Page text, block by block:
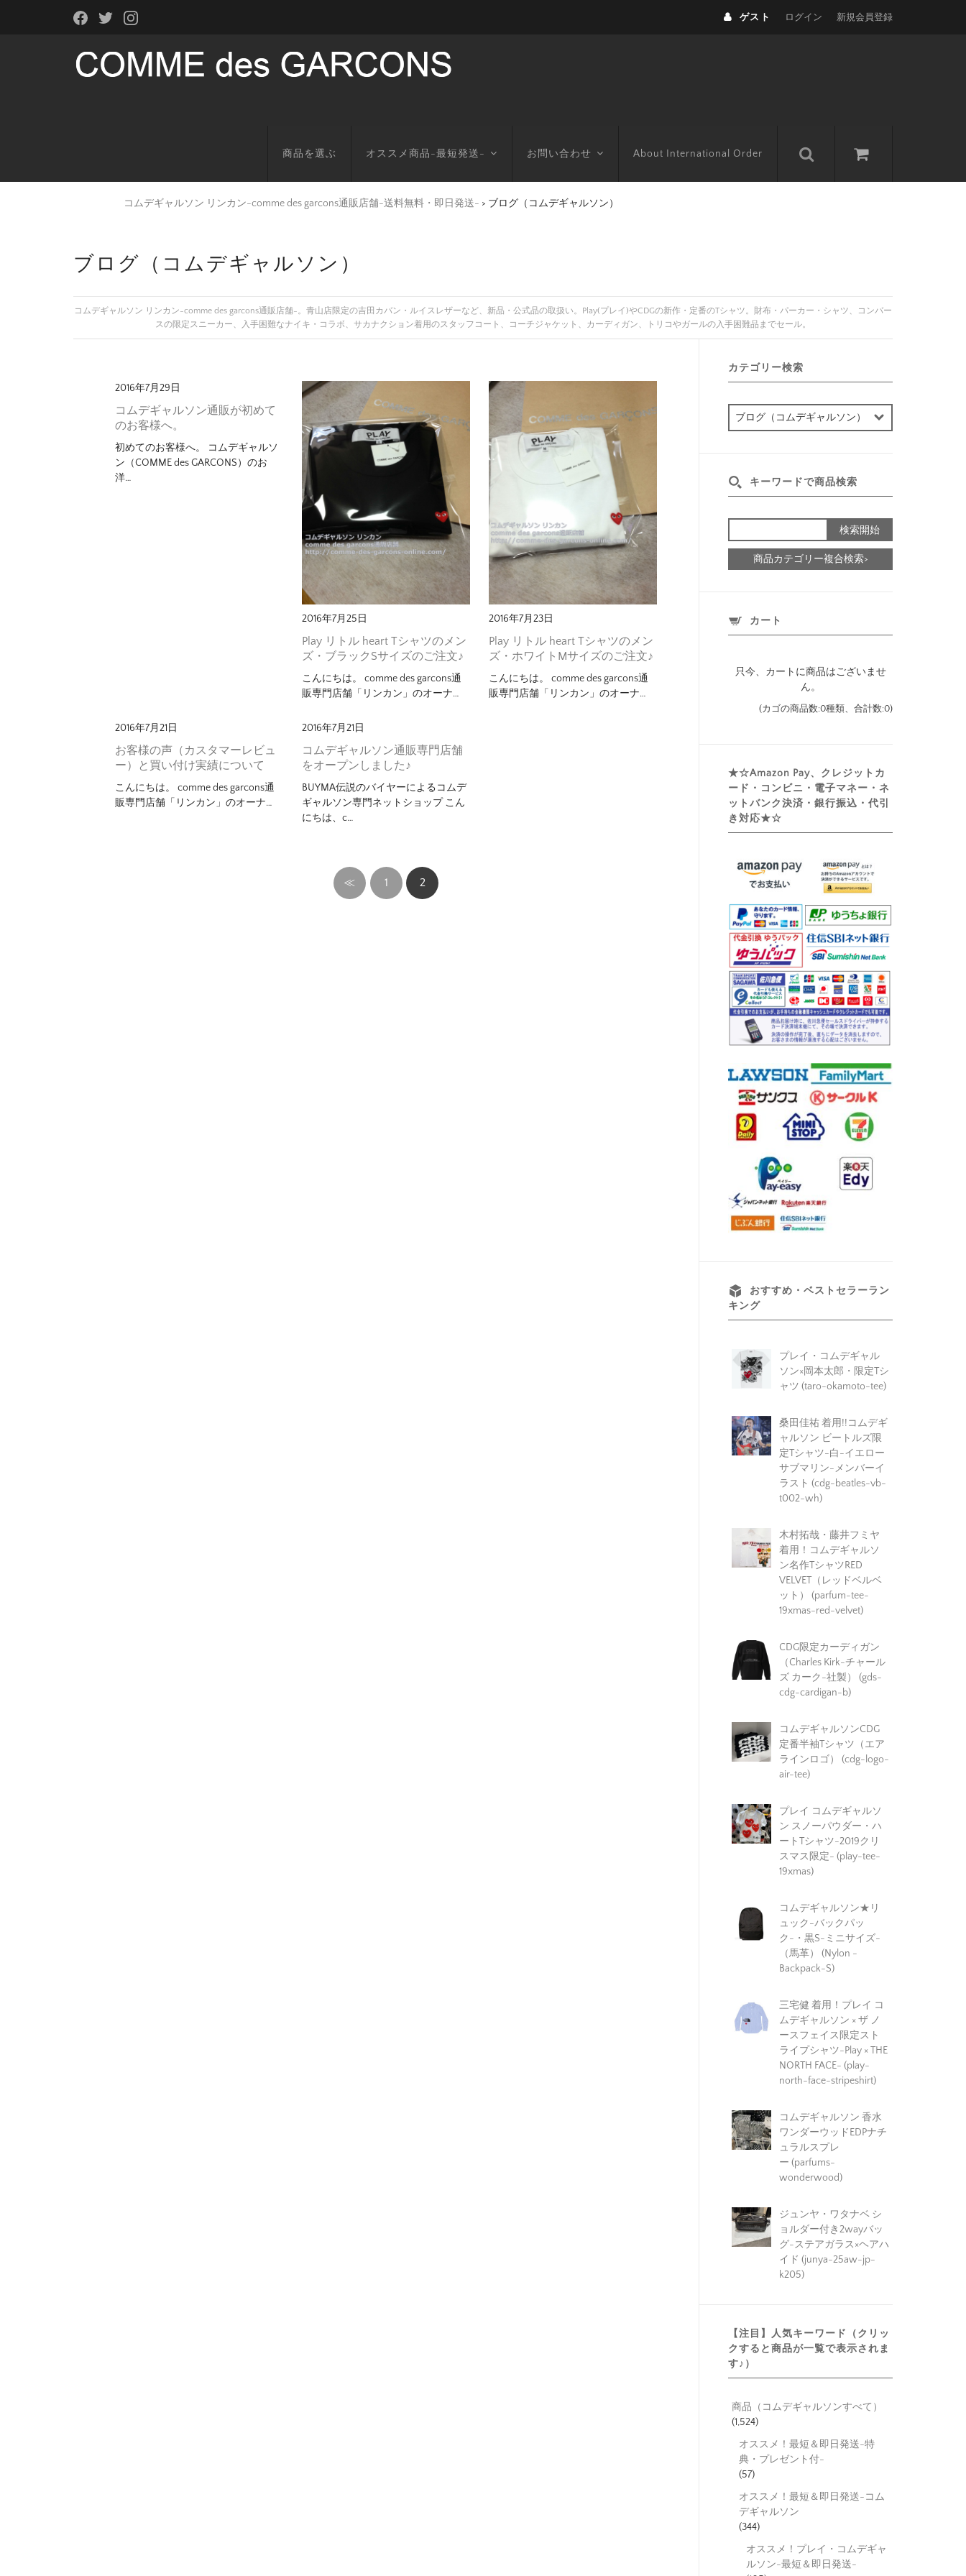
ゲスト ログイン 新規会員登録
商品を選ぶ オススメ商品-最短発送- お問い合わせ About International Order
コムデギャルソン リンカン-comme des garcons通販店舗-送料無料・即日発送- > ブログ（コムデギャルソン）
ブログ（コムデギャルソン）
コムデギャルソン リンカン-comme des garcons通販店舗-。青山店限定の吉田カバン・ルイスレザーなど、新品・公式品の取扱い。Play(プレイ)やCDGの新作・定番のTシャツ。財布・パーカー・シャツ、コンバー
スの限定スニーカー、入手困難なナイキ・コラボ、サカナクション着用のスタッフコート、コーチジャケット、カーディガン、トリコやガールの入手困難品までセール。
2016年7月29日
コムデギャルソン通販が初めて
のお客様へ。
初めてのお客様へ。 コムデギャルソ
ン（COMME des GARCONS）のお
洋…
2016年7月25日
Play リトル heart Tシャツのメン
ズ・ブラックSサイズのご注文♪
こんにちは。 comme des garcons通
販専門店舗「リンカン」のオーナ…
2016年7月23日
Play リトル heart Tシャツのメン
ズ・ホワイトMサイズのご注文♪
こんにちは。 comme des garcons通
販専門店舗「リンカン」のオーナ…
2016年7月21日
お客様の声（カスタマーレビュ
ー）と買い付け実績について
こんにちは。 comme des garcons通
販専門店舗「リンカン」のオーナ…
2016年7月21日
コムデギャルソン通販専門店舗
をオープンしました♪
BUYMA伝説のバイヤーによるコムデ
ギャルソン専門ネットショップ こん
にちは、c…
≪ 1 2
カテゴリー検索
検
キーワードで商品検索
商品カテゴリー複合検索>
カート
只今、カートに商品はございませ
ん。
(カゴの商品数:0種類、合計数:0)
★☆Amazon Pay、クレジットカ
ード・コンビニ・電子マネー・ネ
ットバンク決済・銀行振込・代引
き対応★☆
おすすめ・ベストセラーラン
キング
プレイ・コムデギャル
ソン×岡本太郎・限定Tシ
ャツ (taro-okamoto-tee)
桑田佳祐 着用!!コムデギ
ャルソン ビートルズ限
定Tシャツ-白-イエロー
サブマリン-メンバーイ
ラスト (cdg-beatles-vb-
t002-wh)
木村拓哉・藤井フミヤ
着用！コムデギャルソ
ン名作TシャツRED
VELVET（レッドベルベ
ット） (parfum-tee-
19xmas-red-velvet)
CDG限定カーディガン
（Charles Kirk-チャール
ズ カーク-社製） (gds-
cdg-cardigan-b)
コムデギャルソンCDG
定番半袖Tシャツ（エア
ラインロゴ） (cdg-logo-
air-tee)
プレイ コムデギャルソ
ン スノーパウダー・ハ
ートTシャツ-2019クリ
スマス限定- (play-tee-
19xmas)
コムデギャルソン★リ
ュック-バックパッ
ク-・黒S-ミニサイズ-
（馬革） (Nylon -
Backpack-S)
三宅健 着用！プレイ コ
ムデギャルソン × ザ ノ
ースフェイス限定スト
ライプシャツ-Play × THE
NORTH FACE- (play-
north-face-stripeshirt)
コムデギャルソン 香水
ワンダーウッドEDPナチ
ュラルスプレ
ー (parfums-
wonderwood)
ジュンヤ・ワタナベ シ
ョルダー付き2wayバッ
グ-ステアガラス×ヘアハ
イド (junya-25aw-jp-
k205)
【注目】人気キーワード（クリッ
クすると商品が一覧で表示されま
す♪）
商品（コムデギャルソンすべて）
(1,524)
オススメ！最短＆即日発送-特
典・プレゼント付-
(57)
オススメ！最短＆即日発送-コム
デギャルソン
(344)
オススメ！プレイ・コムデギャ
ルソン-最短＆即日発送-